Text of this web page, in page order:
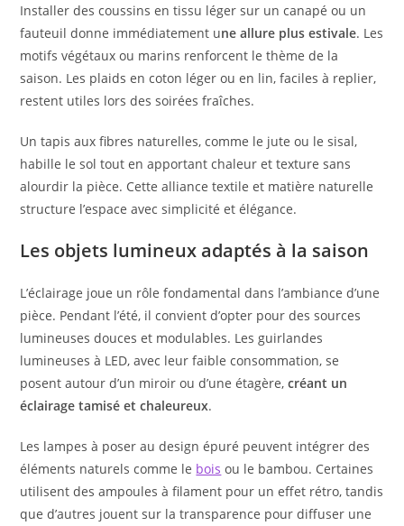
Installer des coussins en tissu léger sur un canapé ou un
fauteuil donne immédiatement une allure plus estivale. Les
motifs végétaux ou marins renforcent le thème de la
saison. Les plaids en coton léger ou en lin, faciles à replier,
restent utiles lors des soirées fraîches.
Un tapis aux fibres naturelles, comme le jute ou le sisal,
habille le sol tout en apportant chaleur et texture sans
alourdir la pièce. Cette alliance textile et matière naturelle
structure l’espace avec simplicité et élégance.
Les objets lumineux adaptés à la saison
L’éclairage joue un rôle fondamental dans l’ambiance d’une
pièce. Pendant l’été, il convient d’opter pour des sources
lumineuses douces et modulables. Les guirlandes
lumineuses à LED, avec leur faible consommation, se
posent autour d’un miroir ou d’une étagère,créant un
éclairage tamisé et chaleureux.
Les lampes à poser au design épuré peuvent intégrer des
éléments naturels comme le bois ou le bambou. Certaines
utilisent des ampoules à filament pour un effet rétro, tandis
que d’autres jouent sur la transparence pour diffuser une